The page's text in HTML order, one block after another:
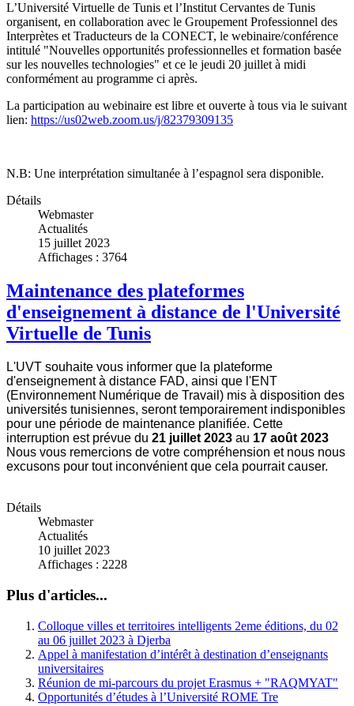
L’Université Virtuelle de Tunis et l’Institut Cervantes de Tunis
organisent, en collaboration avec le Groupement Professionnel des
Interprètes et Traducteurs de la CONECT, le webinaire/conférence
intitulé "Nouvelles opportunités professionnelles et formation basée
sur les nouvelles technologies" et ce le jeudi 20 juillet à midi
conformément au programme ci après.
La participation au webinaire est libre et ouverte à tous via le suivant
lien: https://us02web.zoom.us/j/82379309135
N.B: Une interprétation simultanée à l’espagnol sera disponible.
Détails
Webmaster
Actualités
15 juillet 2023
Affichages : 3764
Maintenance des plateformes
d'enseignement à distance de l'Université
Virtuelle de Tunis
L'UVT souhaite vous informer que la plateforme
d'enseignement à distance FAD, ainsi que l'ENT
(Environnement Numérique de Travail) mis à disposition des
universités tunisiennes, seront temporairement indisponibles
pour une période de maintenance planifiée. Cette
interruption est prévue du 21 juillet 2023 au 17 août 2023
Nous vous remercions de votre compréhension et nous nous
excusons pour tout inconvénient que cela pourrait causer.
Détails
Webmaster
Actualités
10 juillet 2023
Affichages : 2228
Plus d'articles...
Colloque villes et territoires intelligents 2eme éditions, du 02
au 06 juillet 2023 à Djerba
Appel à manifestation d’intérêt à destination d’enseignants
universitaires
Réunion de mi-parcours du projet Erasmus + "RAQMYAT"
Opportunités d’études à l’Université ROME Tre